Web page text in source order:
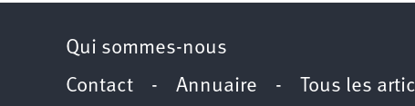
Qui sommes-nous
Contact - Annuaire - Tous les